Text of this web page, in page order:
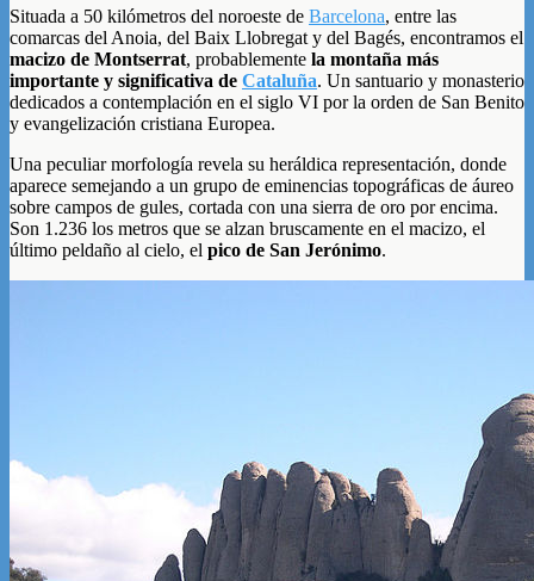
Situada a 50 kilómetros del noroeste de Barcelona, entre las
comarcas del Anoia, del Baix Llobregat y del Bagés, encontramos el
macizo de Montserrat, probablemente la montaña más
importante y significativa de Cataluña. Un santuario y monasterio
dedicados a contemplación en el siglo VI por la orden de San Benito
y evangelización cristiana Europea.
Una peculiar morfología revela su heráldica representación, donde
aparece semejando a un grupo de eminencias topográficas de áureo
sobre campos de gules, cortada con una sierra de oro por encima.
Son 1.236 los metros que se alzan bruscamente en el macizo, el
último peldaño al cielo, el pico de San Jerónimo.